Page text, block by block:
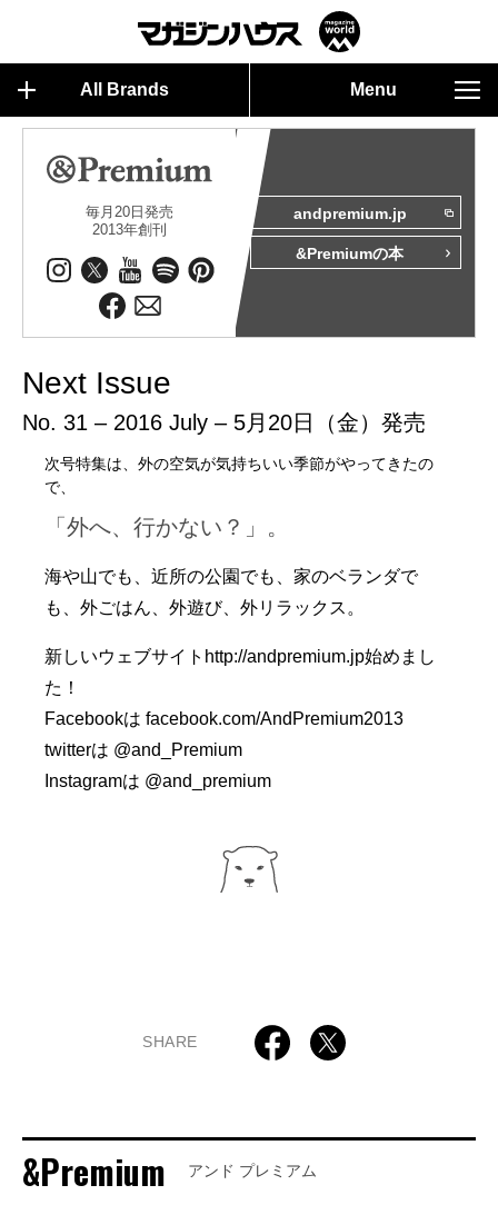
All Brands Menu
毎月20日発売
2013年創刊
andpremium.jp
&Premiumの本
Next Issue
No. 31 – 2016 July – 5月20日（金）発売
次号特集は、外の空気が気持ちいい季節がやってきたの
で、
「外へ、行かない？」。
海や山でも、近所の公園でも、家のベランダで
も、外ごはん、外遊び、外リラックス。
新しいウェブサイト http://andpremium.jp始めまし
た！
Facebookはfacebook.com/AndPremium2013
twitterは @and_Premium
Instagramは @and_premium
SHARE
&Premium アンド プレミアム